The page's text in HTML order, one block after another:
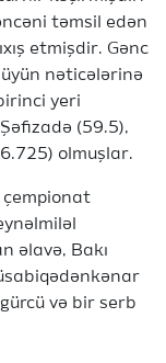
təmsil edən
etmişdir. Gənc
nəticələrinə
yeri
(59.5),
olmuşlar.
çempionat
əlavə, Bakı
və bir serb